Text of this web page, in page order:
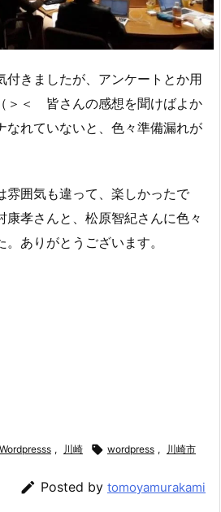
付きましたが、アンケートとか用
＞＜ 皆さんの感想を聞けばよか
れていないと、色々準備漏れが
雰囲気も違って、楽しかったで
孝さんと、松原智紀さんに色々
ありがとうございます。
Wordpresss , 川崎  wordpress , 川崎市
 Posted by tomoyamurakami